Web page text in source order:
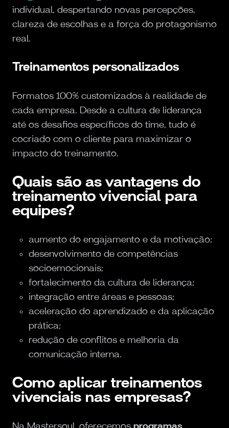
individual, despertando novas percepções,
clareza de escolhas e a força do protagonismo
real.
Treinamentos personalizados
Formatos 100% customizados à realidade de
cada empresa. Desde a cultura de liderança
até os desafios específicos do time, tudo é
cocriado com o cliente para maximizar o
impacto do treinamento.
Quais são as vantagens do
treinamento vivencial para
equipes?
aumento do engajamento e da motivação;
desenvolvimento de competências
socioemocionais;
fortalecimento da cultura de liderança;
integração entre áreas e pessoas;
aceleração do aprendizado e da aplicação
prática;
redução de conflitos e melhoria da
comunicação interna.
Como aplicar treinamentos
vivenciais nas empresas?